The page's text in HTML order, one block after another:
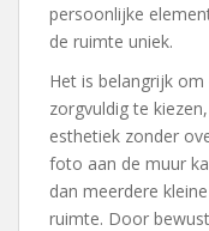
persoonlijke
de ruimte uniek.
Het is belangrijk
zorgvuldig te
esthetiek zonder
foto aan de muur
dan meerdere
ruimte. Door